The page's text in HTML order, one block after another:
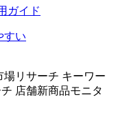
ガイド
すい
場リサーチ キーワー
店舗新商品モニタ